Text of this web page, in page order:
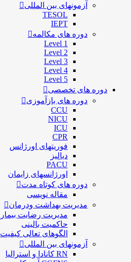
آزمونهای بین المللی
TESOL
IEPT
دوره های مکالمه
Level 1
Level 2
Level 3
Level 4
Level 5
دوره های تخصصی
دوره های بازآموزی
CCU
NICU
ICU
CPR
فوریتهای اورژانس
دیالیز
PACU
اورژانسهای زایمان
دوره های کوتاه مدت
مقاله نویسی
مدیریت بهداشت ودرمان
مديريت رضايت بيمار
حاكميت بالينی
الگوهای تعالی کيفيت
آزمونهای بین المللی
RN کانادا و استرالیا